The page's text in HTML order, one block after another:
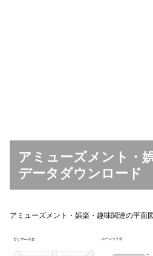
アミューズメント・
データダウンロード
アミューズメント・娯楽・趣味関連の平面